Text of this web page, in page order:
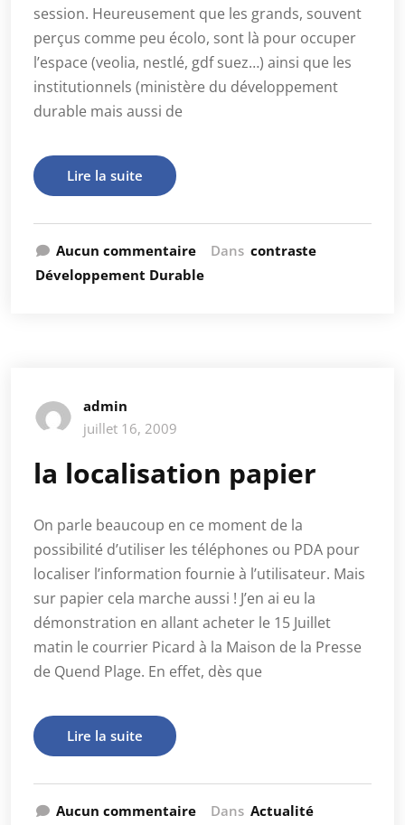
session. Heureusement que les grands, souvent
perçus comme peu écolo, sont là pour occuper
l’espace (veolia, nestlé, gdf suez…) ainsi que les
institutionnels (ministère du développement
durable mais aussi de
Lire la suite
Aucun commentaire Dans contraste
Développement Durable
admin
juillet 16, 2009
la localisation papier
On parle beaucoup en ce moment de la
possibilité d’utiliser les téléphones ou PDA pour
localiser l’information fournie à l’utilisateur. Mais
sur papier cela marche aussi ! J’en ai eu la
démonstration en allant acheter le 15 Juillet
matin le courrier Picard à la Maison de la Presse
de Quend Plage. En effet, dès que
Lire la suite
Aucun commentaire Dans Actualité